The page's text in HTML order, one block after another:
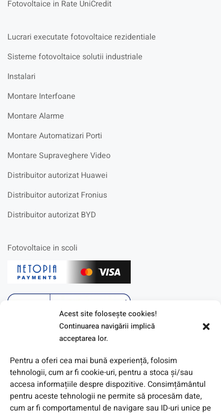
Acest site foloseşte cookies!
Continuarea navigării implică
acceptarea lor.
Pentru a oferi cea mai bună experiență, folosim
tehnologii, cum ar fi cookie-uri, pentru a stoca și/sau
accesa informațiile despre dispozitive. Consimțământul
pentru aceste tehnologii ne permite să procesăm date,
cum ar fi comportamentul de navigare sau ID-uri unice pe
Fotovoltaice in Rate UniCredit
Lucrari executate fotovoltaice rezidentiale
Sisteme fotovoltaice solutii industriale
Instalari
Montare Interfoane
Montare Alarme
Montare Automatizari Porti
Montare Supraveghere Video
Distribuitor autorizat Huawei
Distribuitor autorizat Fronius
Distribuitor autorizat BYD
Fotovoltaice in scoli